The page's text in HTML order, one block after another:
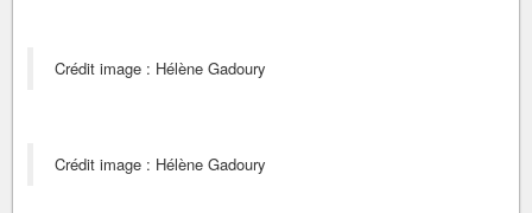
Crédit image : Hélène Gadoury
Crédit image : Hélène Gadoury